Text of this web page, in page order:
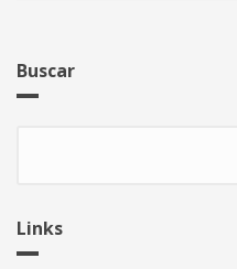
Buscar
Links